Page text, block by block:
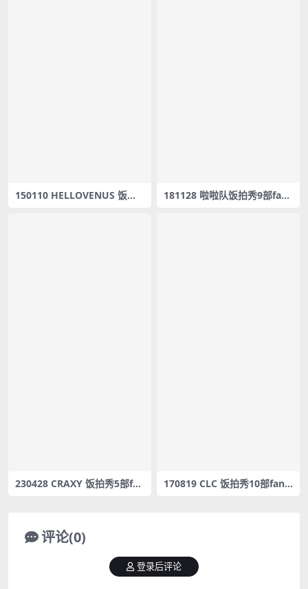
150110 HELLOVENUS 饭拍
181128 啦啦队饭拍秀9部fanc
230428 CRAXY 饭拍秀5部fan
170819 CLC 饭拍秀10部fanc
评论(0)
登录后评论